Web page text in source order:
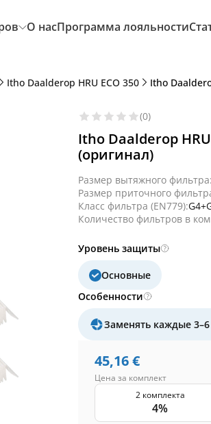
О насПрограмма лояльности
Itho Daalderop HRU ECO 350 Itho
(0)
Itho Daalderop
(оригинал)
Размер вытяжного фильтра:
Размер приточного
Класс фильтра (EN779):
Количество фильтров в
Уровень защиты
Основные
Особенности
Заменять каждые
45,16€
Цена за комплект
2 комплекта
4%